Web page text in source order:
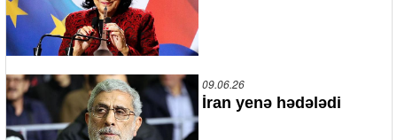
09.06.26
İran yenə hədələdi